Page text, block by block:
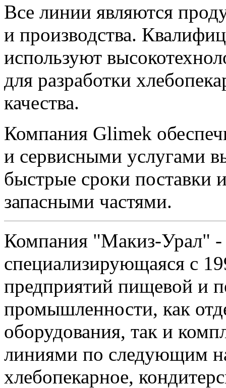
Все линии являются
и производства.
используют
для разработки
качества.
Компания Glimek
и сервисными услугами
быстрые сроки поставки
запасными частями.
Компания "Макиз-Урал" -
специализирующаяся с
предприятий пищевой и
промышленности, как
оборудования, так и
линиями по следующим
хлебопекарное,